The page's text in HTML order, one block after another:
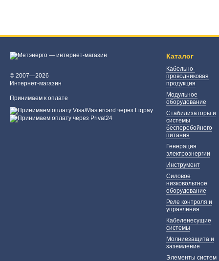
© 2007—2026
Интернет-магазин
Принимаем к оплате
Каталог
Кабельно-
проводниковая
продукция
Модульное
оборудование
Стабилизаторы и
системы
бесперебойного
питания
Генерация
электроэнергии
Инструмент
Силовое
низковольтное
оборудование
Реле контроля и
управления
Кабеленесущие
системы
Молниезащита и
заземление
Элементы систем